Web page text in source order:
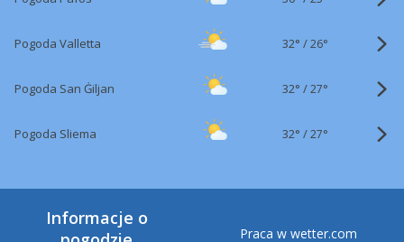
Pogoda Valletta 32° /26°
Pogoda San Ġiljan 32° /27°
Pogoda Sliema 32° /27°
Informacje o
Praca w wetter.com